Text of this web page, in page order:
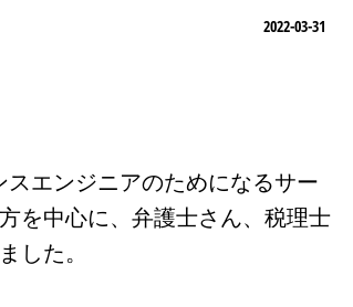
2022-03-31
エンジニアのためになるサー
を中心に、弁護士さん、税理士
した。